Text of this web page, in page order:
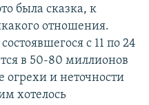
была сказка, к
отношения.
с 11 по 24
в 50-80 миллионов
и неточности
хотелось